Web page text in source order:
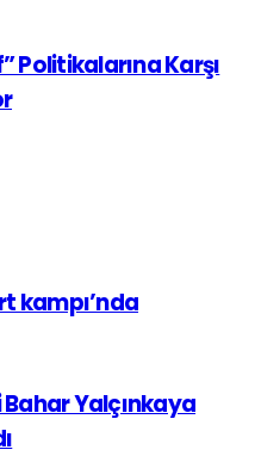
Politikalarına Karşı
kampı’nda
Yalçınkaya